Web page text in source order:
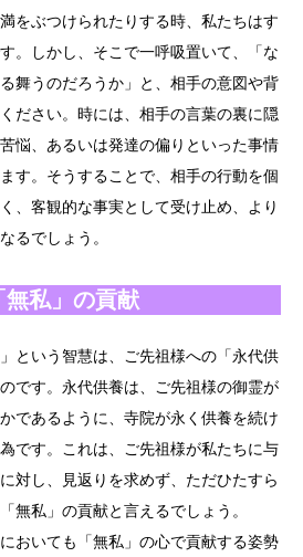
をぶつけられたりする時、私たちはす
。しかし、そこで一呼吸置いて、「な
舞うのだろうか」と、相手の意図や背
ださい。時には、相手の言葉の裏に隠
悩、あるいは発達の偏りといった事情
す。そうすることで、相手の行動を個
、客観的な事実として受け止め、より
るでしょう。
無私」の貢献
という智慧は、ご先祖様への「永代供
です。永代供養は、ご先祖様の御霊が
であるように、寺院が永く供養を続け
です。これは、ご先祖様が私たちに与
対し、見返りを求めず、ただひたすら
無私」の貢献と言えるでしょう。
おいても「無私」の心で貢献する姿勢